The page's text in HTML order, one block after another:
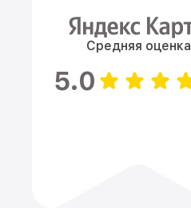
Средняя оценка
5.0